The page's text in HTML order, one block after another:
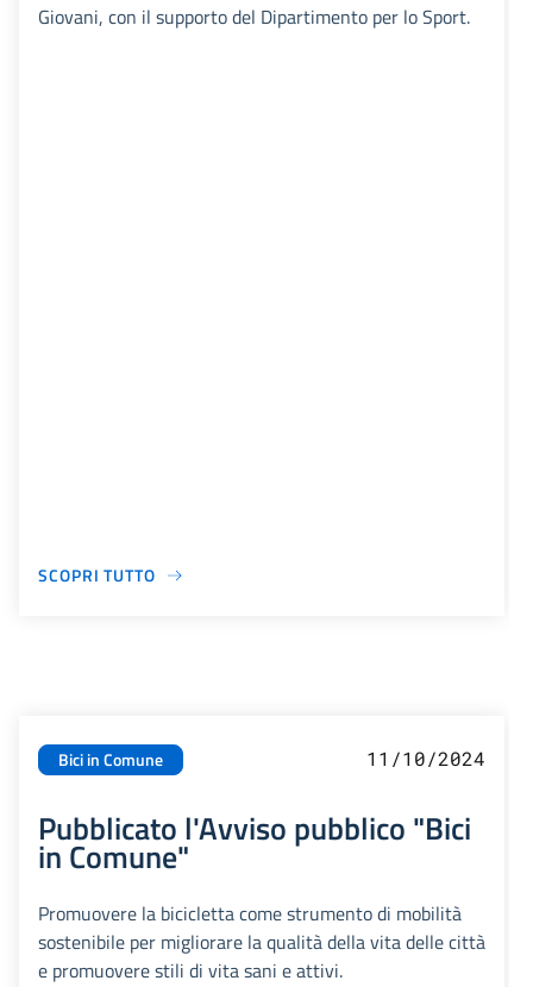
Giovani, con il supporto del Dipartimento per lo Sport.
SCOPRI TUTTO
Bici in Comune 11/10/2024
Pubblicato l'Avviso pubblico "Bici
in Comune"
Promuovere la bicicletta come strumento di mobilità
sostenibile per migliorare la qualità della vita delle città
e promuovere stili di vita sani e attivi.